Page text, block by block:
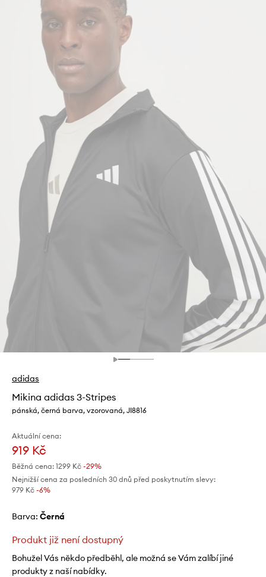
adidas
Mikina adidas 3-Stripes
pánská, černá barva, vzorovaná, JI8816
Aktuální cena:
919 Kč
Běžná cena: 1299 Kč -29%
Nejnižší cena za posledních 30 dnů před poskytnutím slevy:
979 Kč -6%
Barva: černá
Produkt již není dostupný
Bohužel Vás někdo předběhl, ale možná se Vám zalíbí jiné
produkty z naší nabídky.